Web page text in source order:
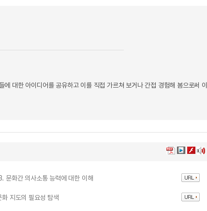
대한 아이디어를 공유하고 이를 직접 가르쳐 보거나 간접 경험해 봄으로써
문화간 의사소통 능력에 대한 이해
지도의 필요성 탐색